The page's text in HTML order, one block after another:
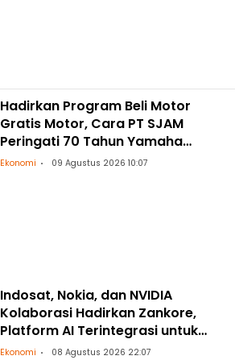
Hadirkan Program Beli Motor
Gratis Motor, Cara PT SJAM
Peringati 70 Tahun Yamaha
Indonesia dan HUT RI ke-81
Ekonomi 09 Agustus 2026 10:07
Indosat, Nokia, dan NVIDIA
Kolaborasi Hadirkan Zankore,
Platform AI Terintegrasi untuk
Asia-Pasifik
Ekonomi 08 Agustus 2026 22:07